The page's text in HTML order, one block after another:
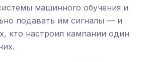
машинного обучения и
подавать им сигналы — и
кто настроил кампании один